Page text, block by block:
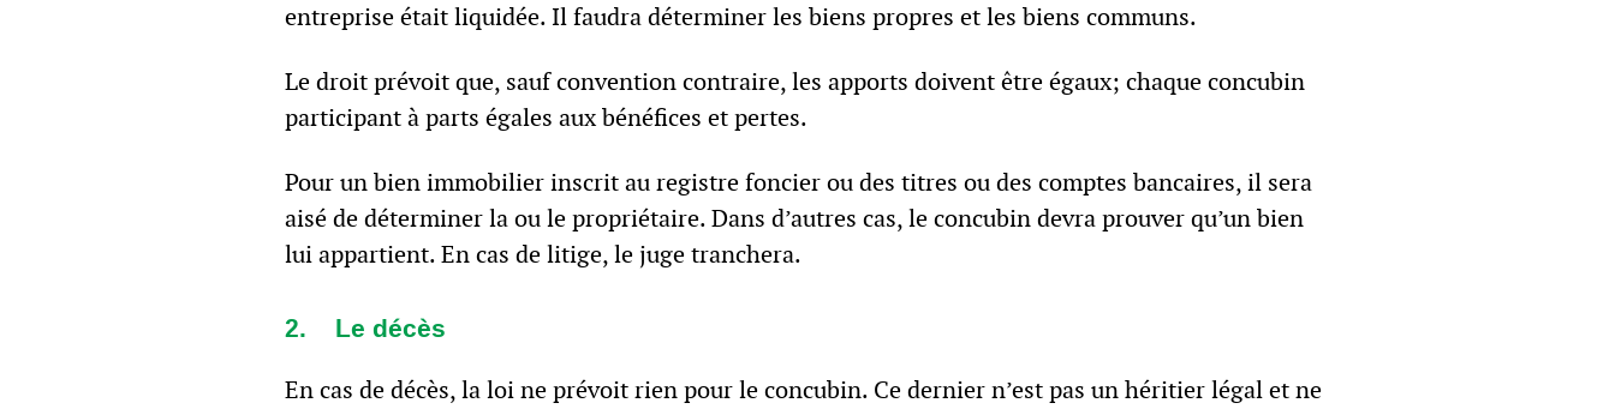
entreprise était liquidée. Il faudra déterminer les biens propres et les biens communs.
Le droit prévoit que, sauf convention contraire, les apports doivent être égaux; chaque concubin
participant à parts égales aux bénéfices et pertes.
Pour un bien immobilier inscrit au registre foncier ou des titres ou des comptes bancaires, il sera
aisé de déterminer la ou le propriétaire. Dans d’autres cas, le concubin devra prouver qu’un bien
lui appartient. En cas de litige, le juge tranchera.
2. Le décès
En cas de décès, la loi ne prévoit rien pour le concubin. Ce dernier n’est pas un héritier légal et ne